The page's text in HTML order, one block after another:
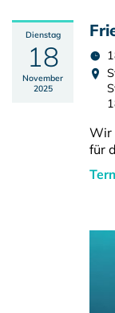
Dienstag
18
November
2025
Wir
für